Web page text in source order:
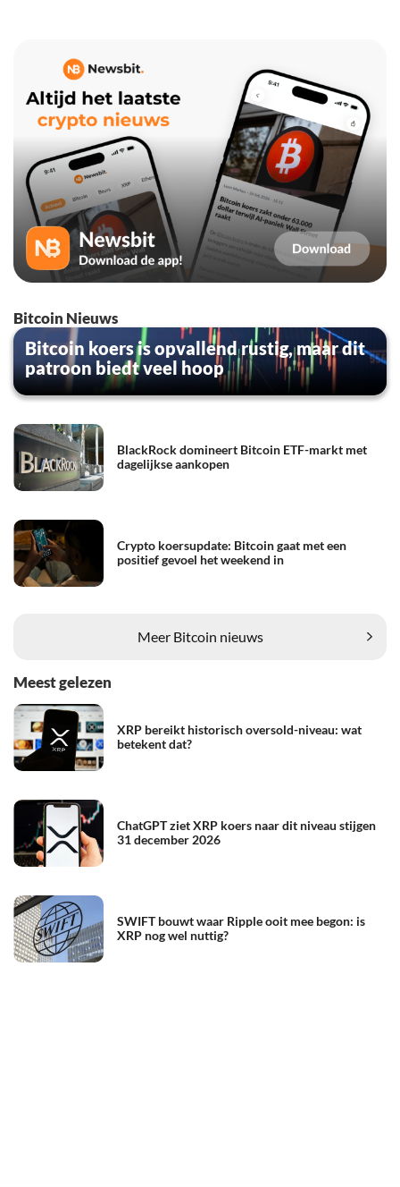
Bitcoin Nieuws
Bitcoin koers is opvallend rustig, maar dit
patroon biedt veel hoop
BlackRock domineert Bitcoin ETF-markt met
dagelijkse aankopen
Crypto koersupdate: Bitcoin gaat met een
positief gevoel het weekend in
Meer Bitcoin nieuws
Meest gelezen
XRP bereikt historisch oversold-niveau: wat
betekent dat?
ChatGPT ziet XRP koers naar dit niveau stijgen
31 december 2026
SWIFT bouwt waar Ripple ooit mee begon: is
XRP nog wel nuttig?